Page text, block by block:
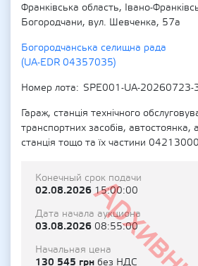
Франківська область, Івано-
Богородчани, вул. Шевченка, 57а
Богородчанська селищна рада
(UA-EDR 04357035)
Номер лота
SPE001-UA-20260723-
Гараж, станція технічного
транспортних засобів, автостоянка,
станція тощо та їх частини
Конечный срок подачи
02.08.202615:00:00
Дата начала аукциона
03.08.2026 08:55:00
Начальная цена
130 545 грн без НДС